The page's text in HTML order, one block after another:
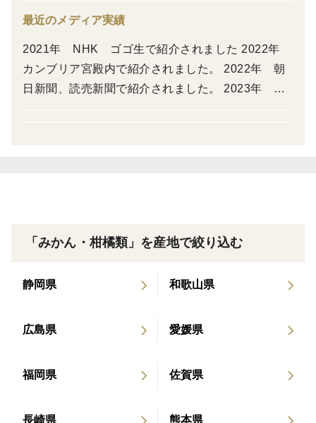
私も直七は知らなかったのですが、知り合いから直七
を栽培してほしいと言われ、高知県内を探し回って苗木
を手に入れ購入して栽培しています。
最近のメディア実績
2021年 NHK ゴゴ生で紹介されました 2022年
カンブリア宮殿内で紹介されました。 2022年 朝
日新聞、読売新聞で紹介されました。 2023年 NH
「みかん・柑橘類」を産地で絞り込む
静岡県 和歌山県
広島県 愛媛県
福岡県 佐賀県
長崎県 熊本県